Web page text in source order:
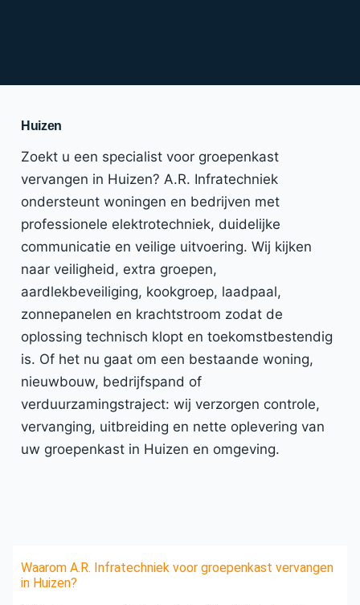
Huizen
Zoekt u een specialist voor groepenkast
vervangen in Huizen? A.R. Infratechniek
ondersteunt woningen en bedrijven met
professionele elektrotechniek, duidelijke
communicatie en veilige uitvoering. Wij kijken
naar veiligheid, extra groepen,
aardlekbeveiliging, kookgroep, laadpaal,
zonnepanelen en krachtstroom zodat de
oplossing technisch klopt en toekomstbestendig
is. Of het nu gaat om een bestaande woning,
nieuwbouw, bedrijfspand of
verduurzamingstraject: wij verzorgen controle,
vervanging, uitbreiding en nette oplevering van
uw groepenkast in Huizen en omgeving.
Waarom A.R. Infratechniek voor groepenkast vervangen
in Huizen?